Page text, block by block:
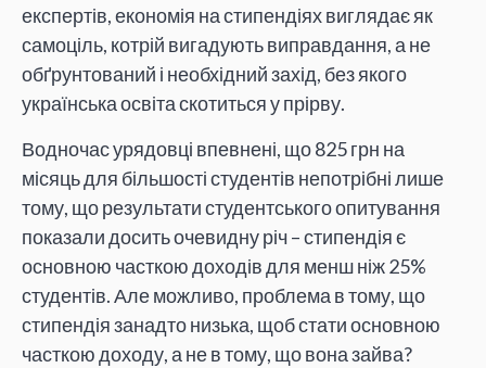
експертів, економія на стипендіях виглядає як
самоціль, котрій вигадують виправдання, а не
обґрунтований і необхідний захід, без якого
українська освіта скотиться у прірву.
Водночас урядовці впевнені, що 825 грн на
місяць для більшості студентів непотрібні лише
тому, що результати студентського опитування
показали досить очевидну річ – стипендія є
основною часткою доходів для менш ніж 25%
студентів. Але можливо, проблема в тому, що
стипендія занадто низька, щоб стати основною
часткою доходу, а не в тому, що вона зайва?